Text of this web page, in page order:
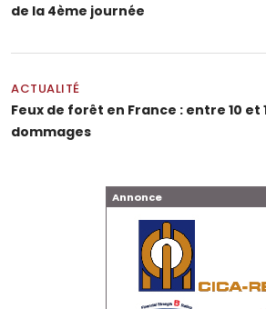
de la 4ème journée
ACTUALITÉ
Feux de forêt en France : entre 10 et
dommages
Annonce